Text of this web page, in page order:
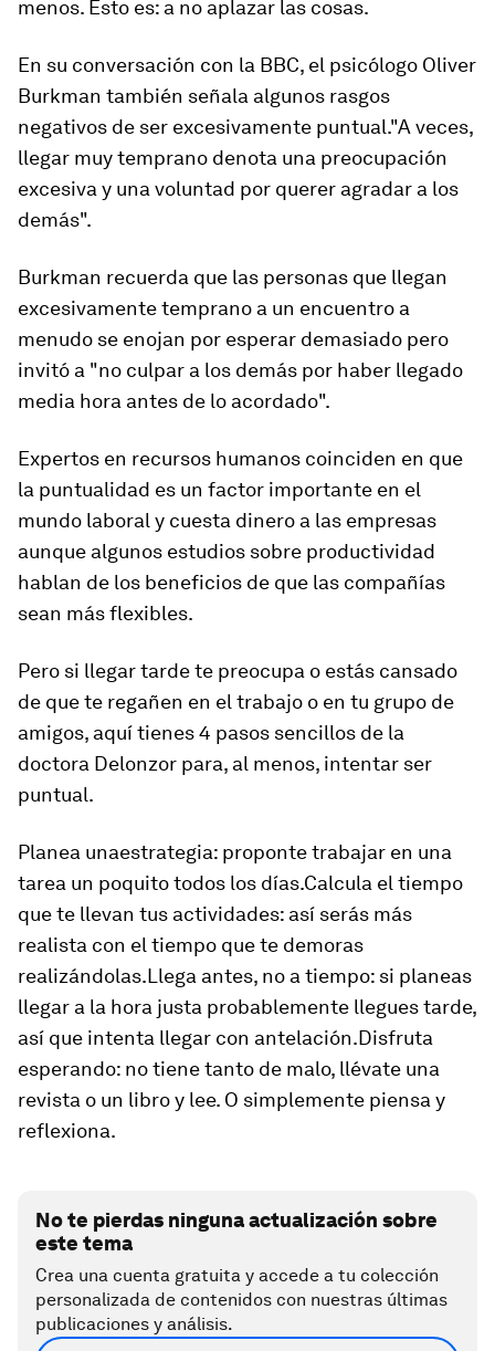
menos. Esto es: a no aplazar las cosas.
En su conversación con la BBC, el psicólogo Oliver
Burkman también señala algunos rasgos
negativos de ser excesivamente puntual."A veces,
llegar muy temprano denota una preocupación
excesiva y una voluntad por querer agradar a los
demás".
Burkman recuerda que las personas que llegan
excesivamente temprano a un encuentro a
menudo se enojan por esperar demasiado pero
invitó a "no culpar a los demás por haber llegado
media hora antes de lo acordado".
Expertos en recursos humanos coinciden en que
la puntualidad es un factor importante en el
mundo laboral y cuesta dinero a las empresas
aunque algunos estudios sobre productividad
hablan de los beneficios de que las compañías
sean más flexibles.
Pero si llegar tarde te preocupa o estás cansado
de que te regañen en el trabajo o en tu grupo de
amigos, aquí tienes 4 pasos sencillos de la
doctora Delonzor para, al menos, intentar ser
puntual.
Planea unaestrategia: proponte trabajar en una
tarea un poquito todos los días.Calcula el tiempo
que te llevan tus actividades: así serás más
realista con el tiempo que te demoras
realizándolas.Llega antes, no a tiempo: si planeas
llegar a la hora justa probablemente llegues tarde,
así que intenta llegar con antelación.Disfruta
esperando: no tiene tanto de malo, llévate una
revista o un libro y lee. O simplemente piensa y
reflexiona.
No te pierdas ninguna actualización sobre
este tema
Crea una cuenta gratuita y accede a tu colección
personalizada de contenidos con nuestras últimas
publicaciones y análisis.